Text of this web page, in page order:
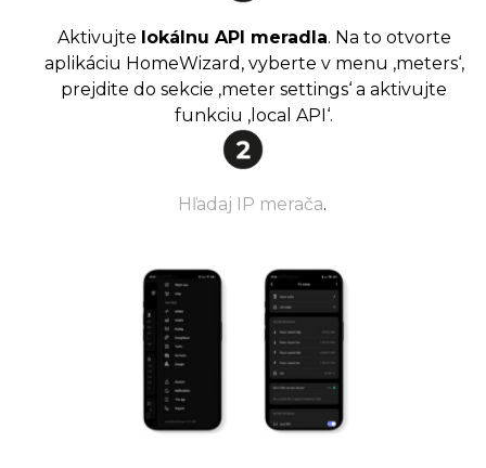
Aktivujte lokálnu API meradla. Na to otvorte
aplikáciu HomeWizard, vyberte v menu ‚meters‘,
prejdite do sekcie ‚meter settings‘ a aktivujte
funkciu ‚local API‘.
Hľadaj IP merača.